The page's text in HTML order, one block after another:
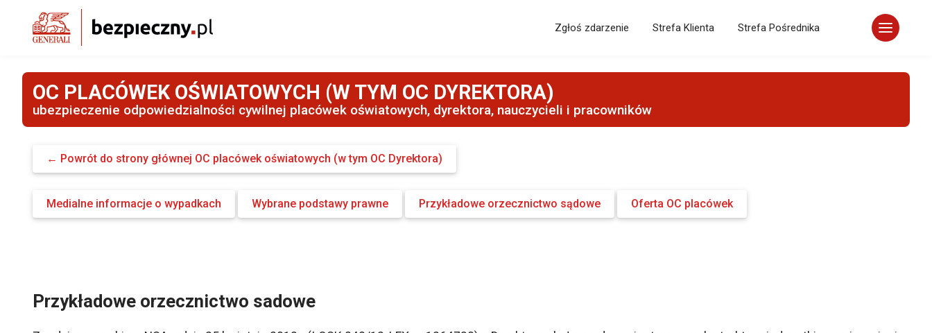
Zgłoś zdarzenie Strefa Klienta Strefa Pośrednika
OC PLACÓWEK OŚWIATOWYCH (W TYM OC DYREKTORA)
ubezpieczenie odpowiedzialności cywilnej placówek oświatowych, dyrektora, nauczycieli i pracowników
← Powrót do strony głównej OC placówek oświatowych (w tym OC Dyrektora)
Medialne informacje o wypadkach Wybrane podstawy prawne Przykładowe orzecznictwo sądowe Oferta OC placówek
Przykładowe orzecznictwo sadowe